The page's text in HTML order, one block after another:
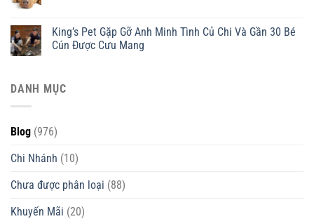
King’s Pet Gặp Gỡ Anh Minh Tình Củ Chi Và Gần 30 Bé
Cún Được Cưu Mang
DANH MỤC
Blog (976)
Chi Nhánh (10)
Chưa được phân loại (88)
Khuyến Mãi (20)